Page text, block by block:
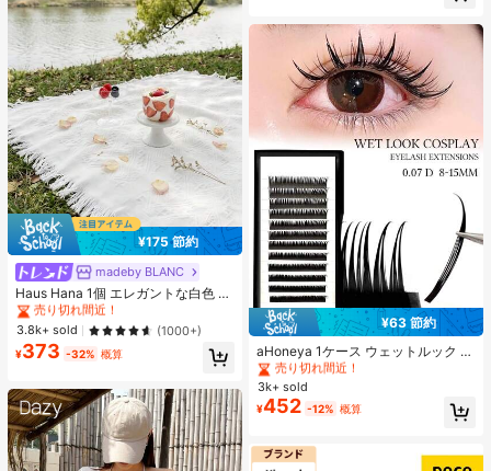
¥175 節約
madeby BLANC
Haus Hana 1個 エレガントな白色 ア
ウトドアキャンピングマット、ピク
ニックブランケット、ボヘミアンキ
ャンプラグ、ビーチタオル、家具カ
バー、多目的使用可能な両面ファブ
#1 ベストセラー
売り切れ間近！
#1 ベストセラー
売り切れ間近！
#1 ベストセラー
売り切れ間近！
#1 ベストセラー
に ポリエステル ピクニックマット
3.8k+ sold (1000+)
¥373 -32% 概算
¥63 節約
aHoneya 1ケース ウェットルック コ
スプレ つけまつげ クラスター ボリ
ューム ラッシュ Dカール 8-15mm ソ
フトミンク フォルス アイラッシュ
インディビデュアル ラッシュ ロシア
ンボリューム プレメイド ファン ラ
ッシュクラスター、つけまつげクラ
スター、個別つけまつげ、まつげ、
#1 ベストセラー
13mm まつ毛1本ずつ
売り切れ間近！
#1 ベストセラー
売り切れ間近！
#1 ベストセラー
売り切れ間近！
#1 ベストセラー
3k+ sold
¥452 -12% 概算